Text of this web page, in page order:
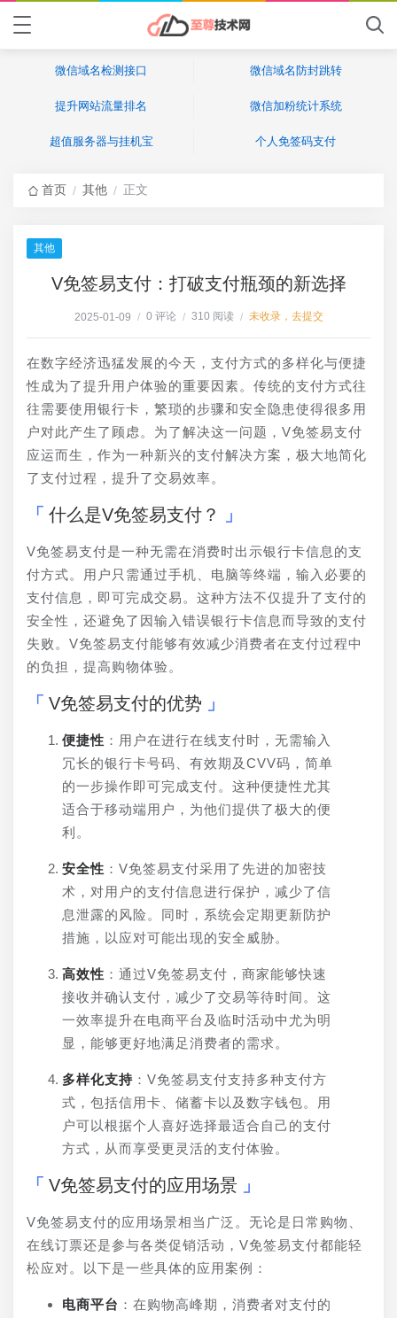
微信域名检测接口 微信域名防封跳转
提升网站流量排名 微信加粉统计系统
超值服务器与挂机宝 个人免签码支付
首页 / 其他 / 正文
其他
V免签易支付：打破支付瓶颈的新选择
2025-01-09 / 0 评论 / 310 阅读 / 未收录，去提交
在数字经济迅猛发展的今天，支付方式的多样化与便捷
性成为了提升用户体验的重要因素。传统的支付方式往
往需要使用银行卡，繁琐的步骤和安全隐患使得很多用
户对此产生了顾虑。为了解决这一问题，V免签易支付
应运而生，作为一种新兴的支付解决方案，极大地简化
了支付过程，提升了交易效率。
什么是V免签易支付？
V免签易支付是一种无需在消费时出示银行卡信息的支
付方式。用户只需通过手机、电脑等终端，输入必要的
支付信息，即可完成交易。这种方法不仅提升了支付的
安全性，还避免了因输入错误银行卡信息而导致的支付
失败。V免签易支付能够有效减少消费者在支付过程中
的负担，提高购物体验。
V免签易支付的优势
便捷性 ：用户在进行在线支付时，无需输入
冗长的银行卡号码、有效期及CVV码，简单
的一步操作即可完成支付。这种便捷性尤其
适合于移动端用户，为他们提供了极大的便
利。
安全性 ：V免签易支付采用了先进的加密技
术，对用户的支付信息进行保护，减少了信
息泄露的风险。同时，系统会定期更新防护
措施，以应对可能出现的安全威胁。
高效性 ：通过V免签易支付，商家能够快速
接收并确认支付，减少了交易等待时间。这
一效率提升在电商平台及临时活动中尤为明
显，能够更好地满足消费者的需求。
多样化支持 ：V免签易支付支持多种支付方
式，包括信用卡、储蓄卡以及数字钱包。用
户可以根据个人喜好选择最适合自己的支付
方式，从而享受更灵活的支付体验。
V免签易支付的应用场景
V免签易支付的应用场景相当广泛。无论是日常购物、
在线订票还是参与各类促销活动，V免签易支付都能轻
松应对。以下是一些具体的应用案例：
电商平台 ：在购物高峰期，消费者对支付的